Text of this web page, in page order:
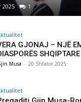
2025 1
GJONAJ – NJË
Musa - 20 Shtator 2025